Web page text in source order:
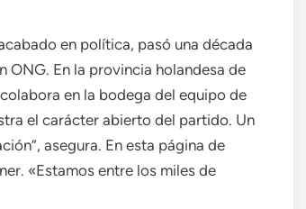
en política, pasó una década
ONG. En la provincia holandesa de
en la bodega del equipo de
el carácter abierto del partido. Un
asegura. En esta página de
«Estamos entre los miles de